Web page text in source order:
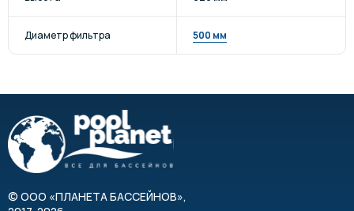
Диаметр фильтра 500 мм
© ООО «ПЛАНЕТА БАССЕЙНОВ»,